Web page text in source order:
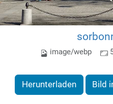
image/webp
Herunterladen Bild